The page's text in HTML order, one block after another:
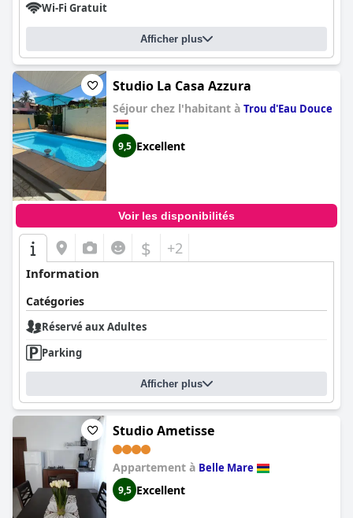
Wi-Fi Gratuit
Afficher plus
Studio La Casa Azzura
Séjour chez l'habitant à Trou d'Eau Douce
9,5 Excellent
Voir les disponibilités
$ +2
Information
Catégories
Réservé aux Adultes
Parking
Afficher plus
Studio Ametisse
Appartement à Belle Mare
9,5 Excellent